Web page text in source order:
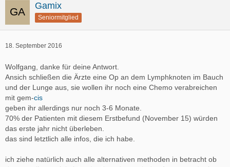
Gamix
Seniormitglied
18. September 2016
Wolfgang, danke für deine Antwort.
Ansich schließen die Ärzte eine Op an dem Lymphknoten im Bauch
und der Lunge aus, sie wollen ihr noch eine Chemo verabreichen
mit gem-cis
geben ihr allerdings nur noch 3-6 Monate.
70% der Patienten mit diesem Erstbefund (November 15) würden
das erste jahr nicht überleben.
das sind letztlich alle infos, die ich habe.
ich ziehe natürlich auch alle alternativen methoden in betracht ob